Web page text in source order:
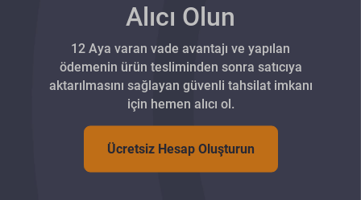
Alıcı Olun
12 Aya varan vade avantajı ve yapılan
ödemenin ürün tesliminden sonra satıcıya
aktarılmasını sağlayan güvenli tahsilat imkanı
için hemen alıcı ol.
Ücretsiz Hesap Oluşturun